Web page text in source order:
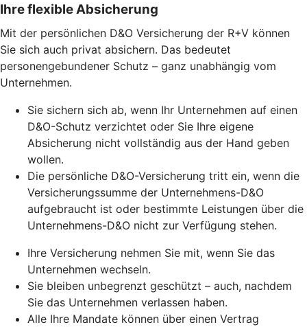
Ihre flexible Absicherung
Mit der persönlichen D&O Versicherung der R+V können
Sie sich auch privat absichern. Das bedeutet
personengebundener Schutz – ganz unabhängig vom
Unternehmen.
Sie sichern sich ab, wenn Ihr Unternehmen auf einen
D&O-Schutz verzichtet oder Sie Ihre eigene
Absicherung nicht vollständig aus der Hand geben
wollen.
Die persönliche D&O-Versicherung tritt ein, wenn die
Versicherungssumme der Unternehmens-D&O
aufgebraucht ist oder bestimmte Leistungen über die
Unternehmens-D&O nicht zur Verfügung stehen.
Ihre Versicherung nehmen Sie mit, wenn Sie das
Unternehmen wechseln.
Sie bleiben unbegrenzt geschützt – auch, nachdem
Sie das Unternehmen verlassen haben.
Alle Ihre Mandate können über einen Vertrag